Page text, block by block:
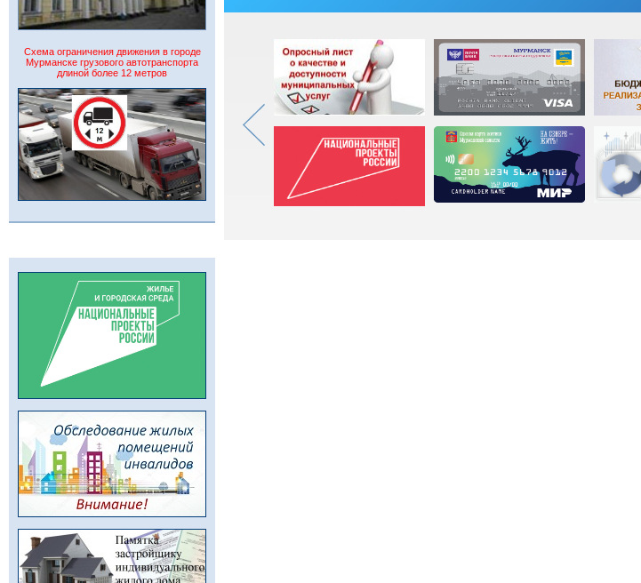
Схема ограничения движения в городе
Мурманске грузового автотранспорта
длиной более 12 метров